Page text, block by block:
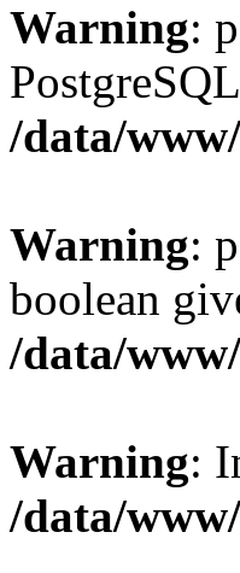
Warning:
/data/
Warning:
boolean
/data/
Warning:
/data/